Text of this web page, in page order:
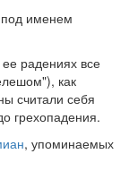
под именем
ее радениях все
как
считали себя
грехопадения.
, упоминаемых